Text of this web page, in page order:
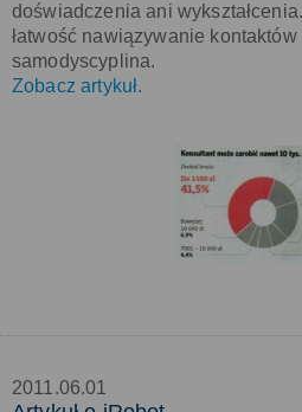
doświadczenia ani
łatwość nawiązywanie
samodyscyplina.
Zobacz artykuł.
2011.06.01